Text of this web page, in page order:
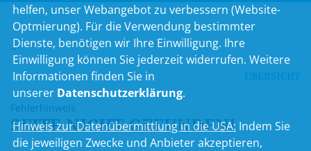
..
ÜBERSICHT
Fehlerhinweis
SEITE NICHT GEFUNDEN!
helfen, unser Webangebot zu verbessern (Website-
Optmierung). Für die Verwendung bestimmter
Dienste, benötigen wir Ihre Einwilligung. Ihre
Einwilligung können Sie jederzeit widerrufen. Weitere
Informationen finden Sie in
unserer Datenschutzerklärung.
Hinweis zur Datenübermittlung in die USA: Indem Sie
die jeweiligen Zwecke und Anbieter akzeptieren,